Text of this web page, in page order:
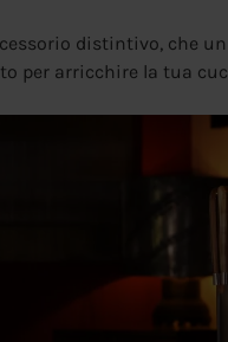
distintivo, che
per arricchire la tua